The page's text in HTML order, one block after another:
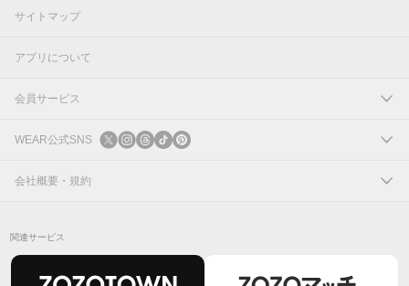
サイトマップ
アプリについて
会員サービス
ログイン
新規会員登録
WEAR公式SNS
X
会社概要・規約
関連サービス